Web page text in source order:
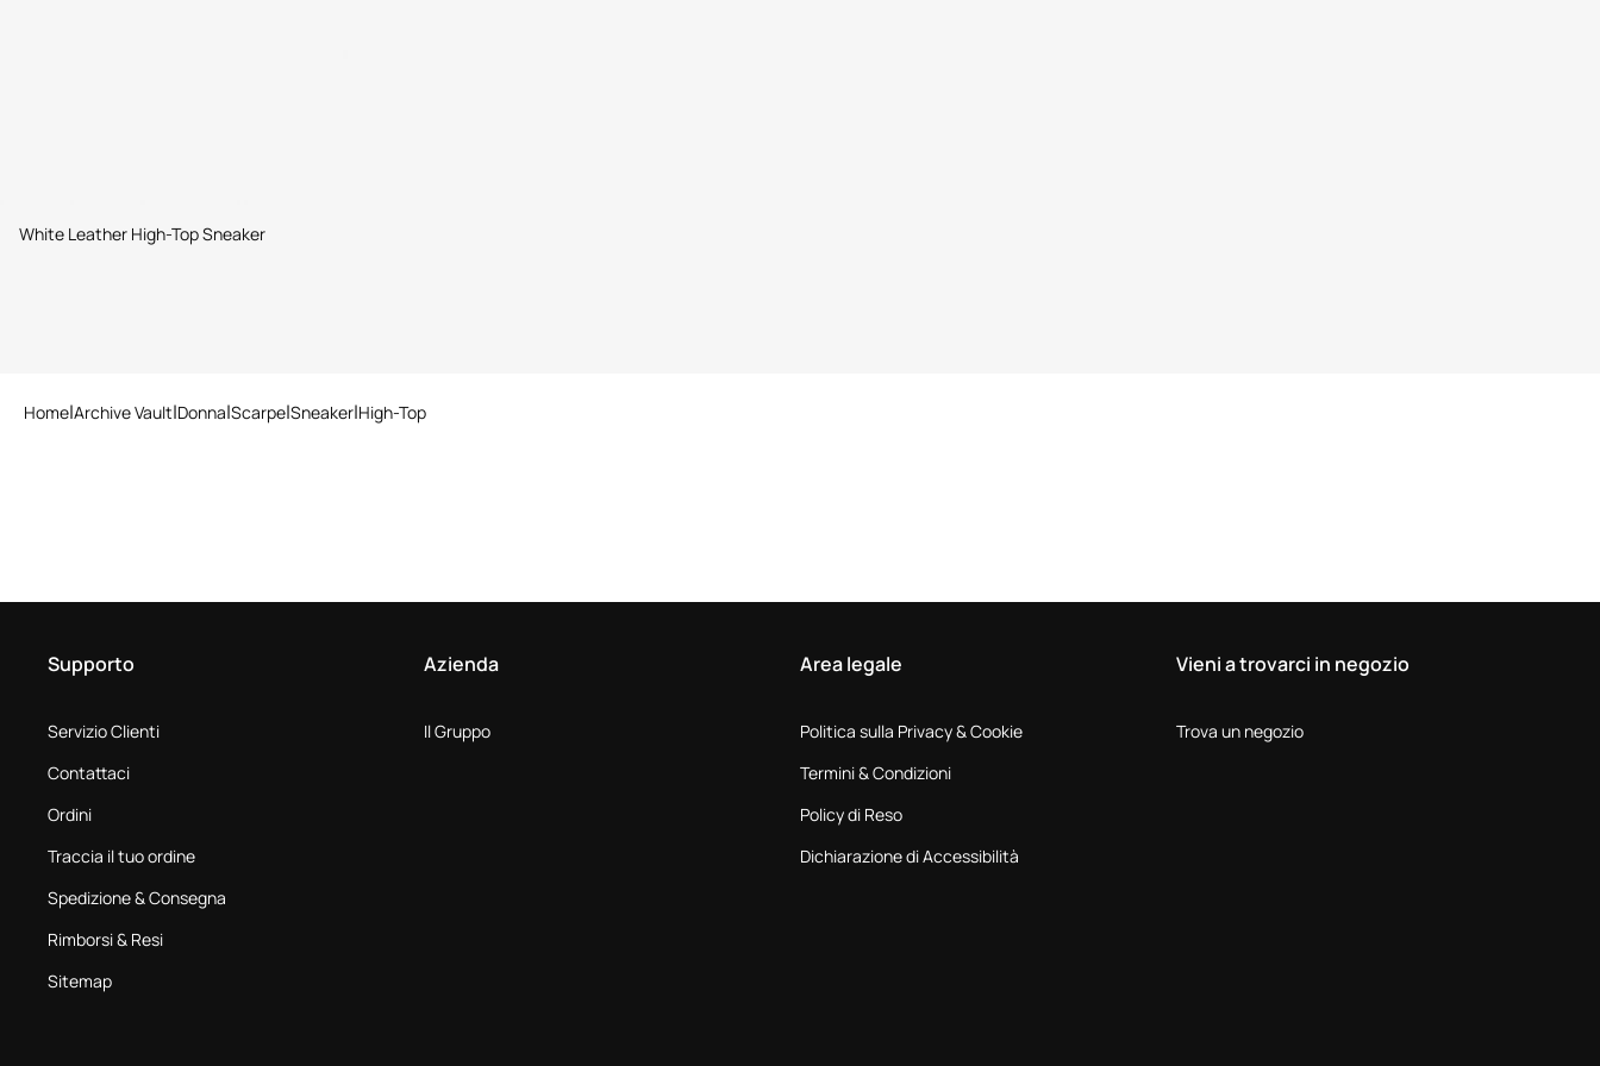
White Leather High-Top Sneaker
Home Archive Vault Donna Scarpe Sneaker High-Top
Supporto
Servizio Clienti
Contattaci
Ordini
Traccia il tuo ordine
Spedizione & Consegna
Rimborsi & Resi
Sitemap
Azienda
Il Gruppo
Area legale
Politica sulla Privacy & Cookie
Termini & Condizioni
Policy di Reso
Dichiarazione di Accessibilità
Vieni a trovarci in negozio
Trova un negozio